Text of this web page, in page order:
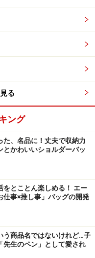
る
ング
た、名品に！丈夫で収納力
とかわいいショルダーバッ
をとことん楽しめる！ エー
仕事×推し事」バッグの開発
う商品名ではないけれど…子
先生のペン」として愛され